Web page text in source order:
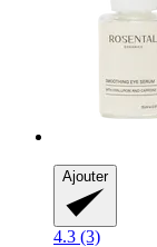
Ajouter
4.3 (3)